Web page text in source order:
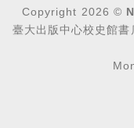
Copyright 2026 ©
臺大出版中心校史館